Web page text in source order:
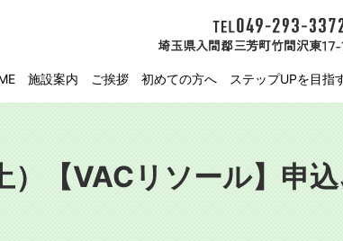
施設案内 ご挨拶 初めての方へ ステップUPを目指
【VACリソール】申